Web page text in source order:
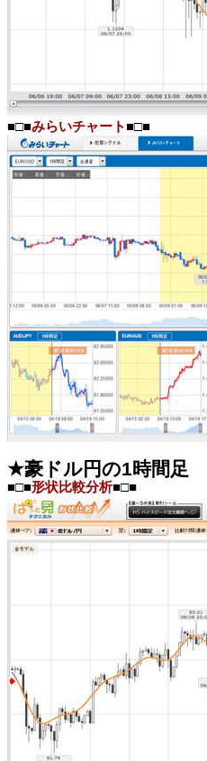
■□■みらいチャート■□■
★豪ドル円の1時間足
■□■形状比較分析■□■